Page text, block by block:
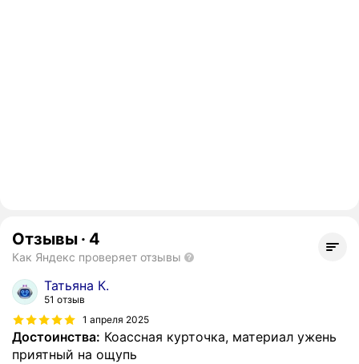
Отзывы · 4
Как Яндекс проверяет отзывы
Татьяна К.
51 отзыв
1 апреля 2025
Достоинства: Коассная курточка, материал ужень
приятный на ощупь